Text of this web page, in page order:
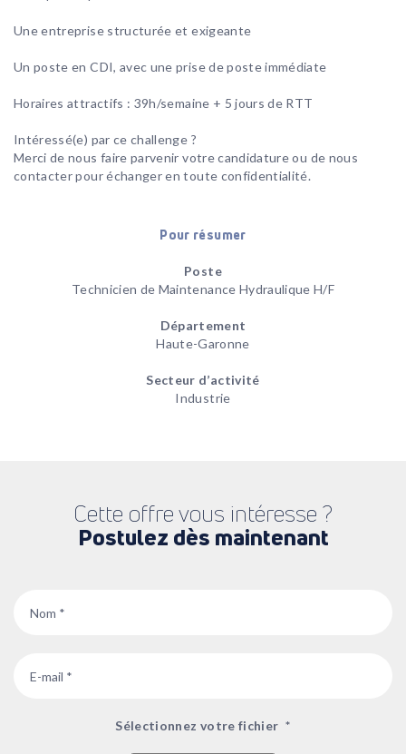
Une entreprise structurée et exigeante
Un poste en CDI, avec une prise de poste immédiate
Horaires attractifs : 39h/semaine + 5 jours de RTT
Intéressé(e) par ce challenge ?
Merci de nous faire parvenir votre candidature ou de nous
contacter pour échanger en toute confidentialité.
Pour résumer
Poste
Technicien de Maintenance Hydraulique H/F
Département
Haute-Garonne
Secteur d’activité
Industrie
Cette offre vous intéresse ?
Postulez dès maintenant
Sélectionnez votre fichier *